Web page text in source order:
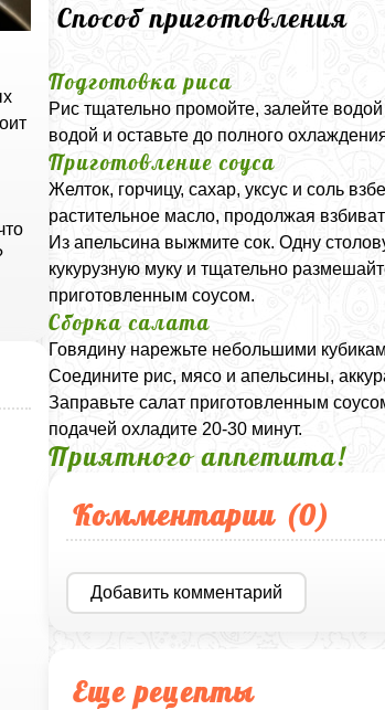
Способ приготовления
Подготовка риса
Рис тщательно промойте, залейте
водой и оставьте до полного
Приготовление соуса
Желток, горчицу, сахар, уксус и соль
растительное масло, продолжая
Из апельсина выжмите сок. Одну
кукурузную муку и тщательно
приготовленным соусом.
Сборка салата
Говядину нарежьте небольшими
Соедините рис, мясо и апельсины,
Заправьте салат приготовленным
подачей охладите 20-30 минут.
Приятного аппетита!
Комментарии (0)
Добавить комментарий
Еще рецепты